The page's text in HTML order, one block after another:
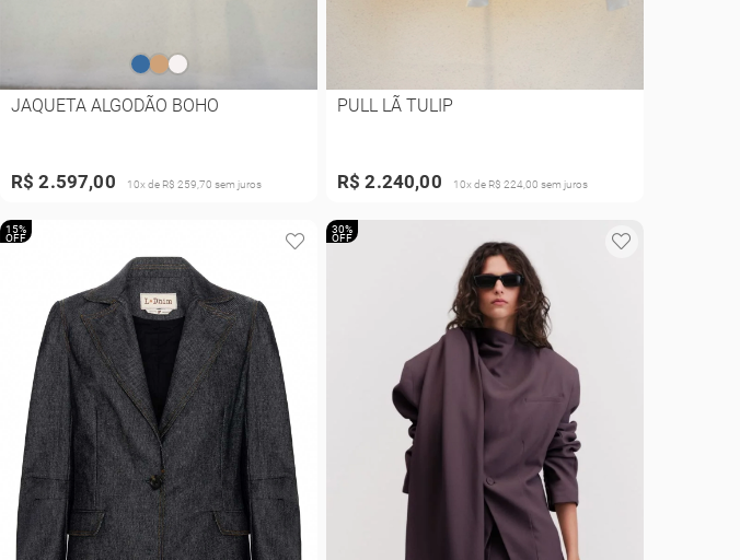
JAQUETA ALGODÃO BOHO
R$ 2.597,00 10x de R$ 259,70 sem juros
PULL LÃ TULIP
R$ 2.240,00 10x de R$ 224,00 sem juros
15%
OFF
30%
OFF